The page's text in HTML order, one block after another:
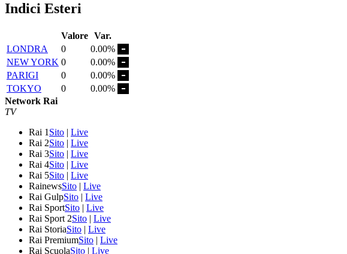
Indici Esteri
Valore Var.
LONDRA
0
0.00%
NEW YORK 0
0.00%
PARIGI
0
0.00%
TOKYO
0
0.00%
Network Rai
TV
Rai 1 Sito | Live
Rai 2Sito | Live
Rai 3Sito | Live
Rai 4Sito | Live
Rai 5Sito | Live
RainewsSito | Live
Rai GulpSito | Live
Rai SportSito | Live
Rai Sport 2Sito | Live
Rai StoriaSito | Live
Rai PremiumSito | Live
Rai ScuolaSito | Live